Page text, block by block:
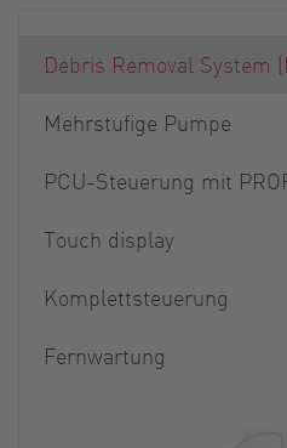
Debris Removal System
Mehrstufige Pumpe
PCU-
Touch display
Komplettsteuerung
Fernwartung